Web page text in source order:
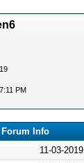
PM
Forum Info
11-03-2019